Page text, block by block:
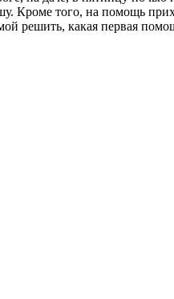
Кроме того, на помощь
решить, какая первая